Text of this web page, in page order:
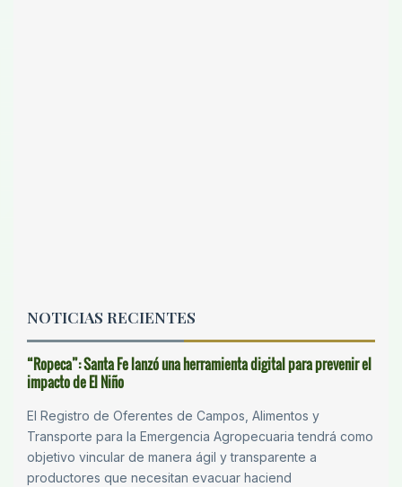
NOTICIAS RECIENTES
“Ropeca”: Santa Fe lanzó una herramienta digital para prevenir el
impacto de El Niño
El Registro de Oferentes de Campos, Alimentos y
Transporte para la Emergencia Agropecuaria tendrá como
objetivo vincular de manera ágil y transparente a
productores que necesitan evacuar haciend